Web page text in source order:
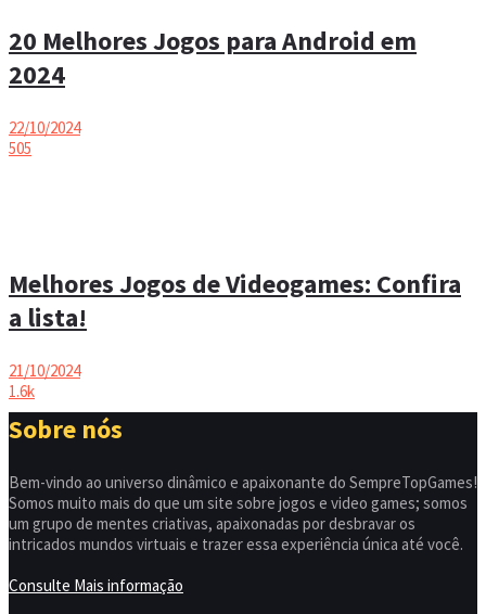
20 Melhores Jogos para Android em
2024
22/10/2024
505
Melhores Jogos de Videogames: Confira
a lista!
21/10/2024
1.6k
Sobre nós
Bem-vindo ao universo dinâmico e apaixonante do SempreTopGames!
Somos muito mais do que um site sobre jogos e video games; somos
um grupo de mentes criativas, apaixonadas por desbravar os
intricados mundos virtuais e trazer essa experiência única até você.
Consulte Mais informação